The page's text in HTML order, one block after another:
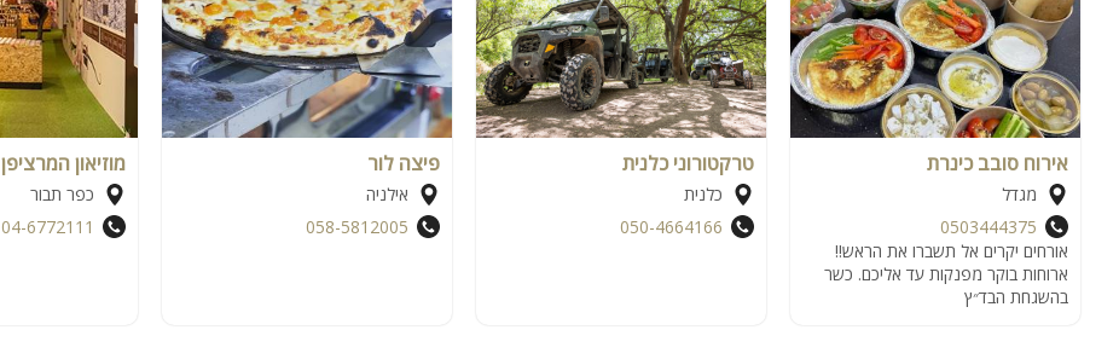
אירוח סובב כינרת
מגדל
0503444375
אורחים יקרים אל תשברו את הראש!!
ארוחות בוקר מפנקות עד אליכם. כשר
בהשגחת הבד״ץ
טרקטורוני כלנית
כלנית
050-4664166
פיצה לור
אילניה
058-5812005
מוזיאון המרציפן
כפר תבור
04-6772111